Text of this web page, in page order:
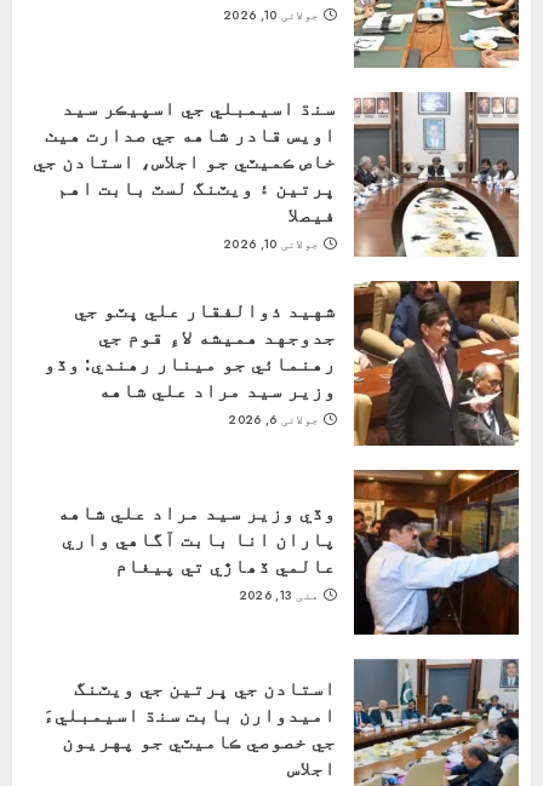
جولائی 10, 2026
سنڌ اسيمبلي جي اسپيڪر سيد
اويس قادر شاهه جي صدارت هيٺ
خاص ڪميٽي جو اجلاس، استادن جي
ڀرتين ۽ ويٽنگ لسٽ بابت اهم
فيصلا
جولائی 10, 2026
شهيد ذوالفقار علي ڀٽو جي
جدوجهد هميشه لاءِ قوم جي
رهنمائي جو مينار رهندي: وڏو
وزير سيد مراد علي شاهه
جولائی 6, 2026
وڏي وزير سيد مراد علي شاهه
پاران انا بابت آگاهي واري
عالمي ڏھاڙي تي پيغام
مئی 13, 2026
استادن جي ڀرتين جي ويٽنگ
اميدوارن بابت سنڌ اسيمبليءَ
جي خصوصي ڪاميٽي جو پهريون
اجلاس